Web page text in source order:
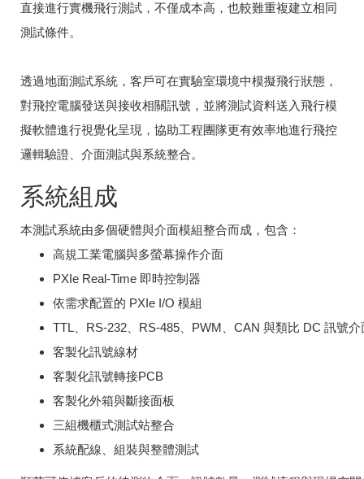
直接進行實機飛行測試，不僅成本高，也較難重複建立相同
測試條件。
透過地面測試系統，客戶可在實驗室環境中模擬飛行狀態，
對飛控電腦發送與接收相關訊號，並將測試資料送入飛行模
擬軟體進行視覺化呈現，協助工程團隊更有效率地進行飛控
邏輯驗證、介面測試與系統整合。
系統組成
本測試系統由多個硬體與介面模組整合而成，包含：
高規工業電腦與多螢幕操作介面
PXIe Real-Time 即時控制器
依需求配置的 PXIe I/O 模組
TTL、RS-232、RS-485、PWM、CAN 與類比 DC 訊號介
客製化訊號線材
客製化訊號轉接PCB
客製化外箱與斷接面板
三組機櫃式測試站整合
系統配線、組裝與整體測試